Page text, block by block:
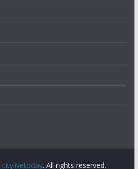
citylivetoday. All rights reserved.